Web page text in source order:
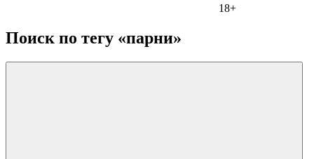
18+
Поиск по тегу «парни»